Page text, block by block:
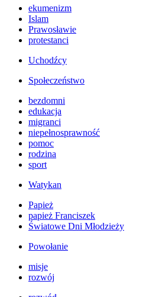
ekumenizm
Islam
Prawosławie
protestanci
Uchodźcy
Społeczeństwo
bezdomni
edukacja
migranci
niepełnosprawność
pomoc
rodzina
sport
Watykan
Papież
papież Franciszek
Światowe Dni Młodzieży
Powołanie
misje
rozwój